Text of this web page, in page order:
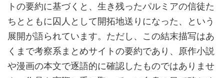
トの要約に基づくと、生き残ったパルミアの信徒た
ちとともに囚人として開拓地送りになった、という
展開が語られています。ただし、この結末描写はあ
くまで考察系まとめサイトの要約であり、原作小説
や漫画の本文で逐語的に確認したものではありませ